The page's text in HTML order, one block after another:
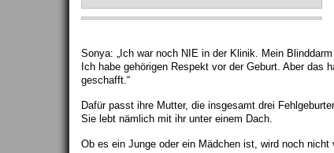
Sonya: „Ich war noch NIE in der Klinik. Mein
Ich habe gehörigen Respekt vor der Geburt. Aber das
geschafft.“
Dafür passt ihre Mutter, die insgesamt drei
Sie lebt nämlich mit ihr unter einem Dach.
Ob es ein Junge oder ein Mädchen ist, wird noch nicht